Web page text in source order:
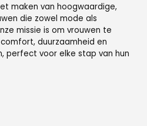
maken van hoogwaardige,
die zowel mode als
missie is om vrouwen te
duurzaamheid en
perfect voor elke stap van hun